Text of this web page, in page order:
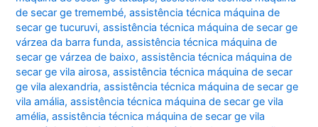
de secar ge tremembé,assistência técnica máquina de
secar ge tucuruvi,assistência técnica máquina de secar ge
várzea da barra funda,assistência técnica máquina de
secar ge várzea de baixo,assistência técnica máquina de
secar ge vila airosa,assistência técnica máquina de secar
ge vila alexandria,assistência técnica máquina de secar ge
vila amália,assistência técnica máquina de secar ge vila
amélia,assistência técnica máquina de secar ge vila